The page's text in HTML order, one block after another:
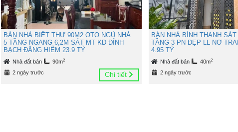
BÁN NHÀ BIỆT THỰ 90M2 OTO NGỦ NHÀ
5 TẦNG NGANG 6,2M SÁT MT KD ĐỈNH
BẠCH ĐẰNG HIẾM 23.9 TỶ
Nhà đất bán 90m2
2 ngày trước Chi tiết
BÁN NHÀ BÌNH THẠNH
TẦNG 3 PN ĐẸP LL NƠ
4.95 TỶ
Nhà đất bán 40m2
2 ngày trước